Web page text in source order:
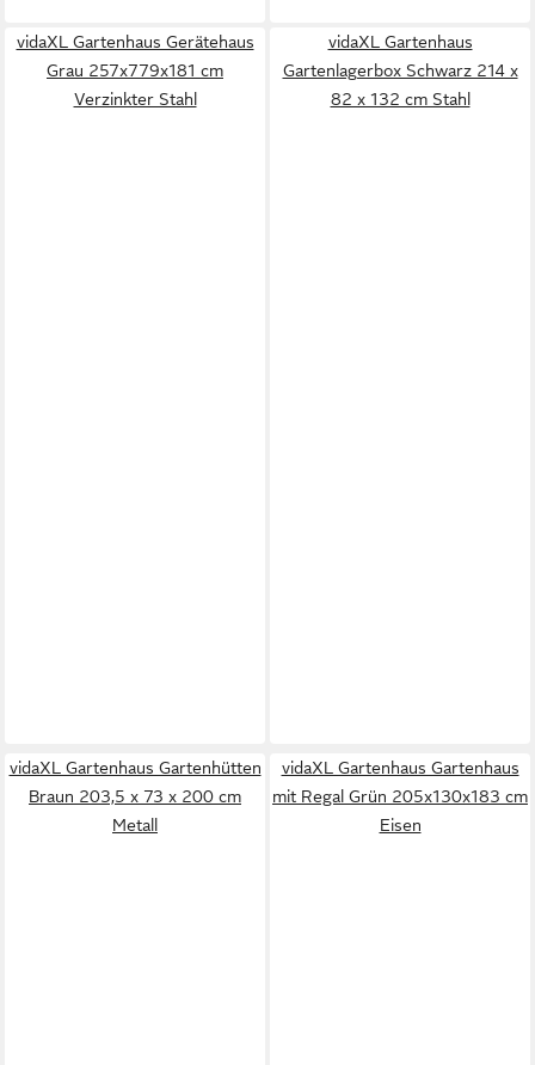
vidaXL Gartenhaus Gerätehaus
Grau 257x779x181 cm
Verzinkter Stahl
vidaXL Gartenhaus
Gartenlagerbox Schwarz 214 x
82 x 132 cm Stahl
vidaXL Gartenhaus Gartenhütten
Braun 203,5 x 73 x 200 cm
Metall
vidaXL Gartenhaus Gartenhaus
mit Regal Grün 205x130x183 cm
Eisen